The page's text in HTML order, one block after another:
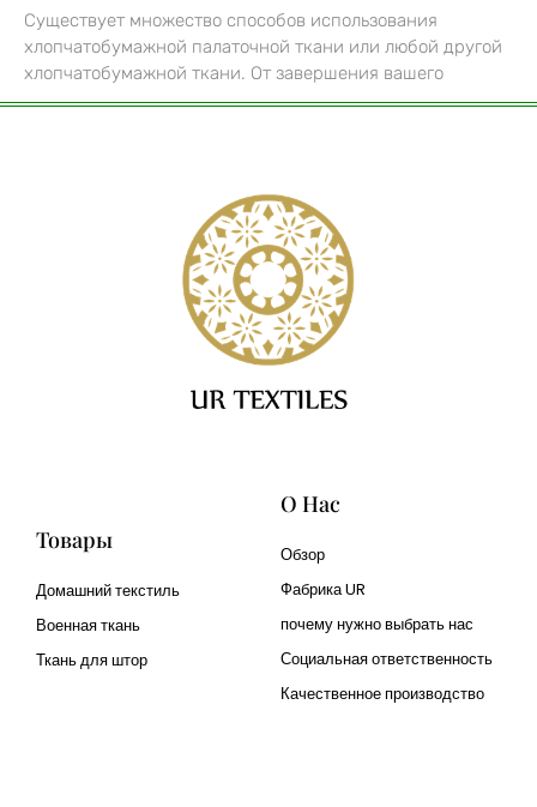
Существует множество способов использования
хлопчатобумажной палаточной ткани или любой другой
хлопчатобумажной ткани. От завершения вашего
Товары
Домашний текстиль
Военная ткань
Ткань для штор
О Нас
Обзор
Фабрика UR
почему нужно выбрать нас
Социальная ответственность
Качественное производство